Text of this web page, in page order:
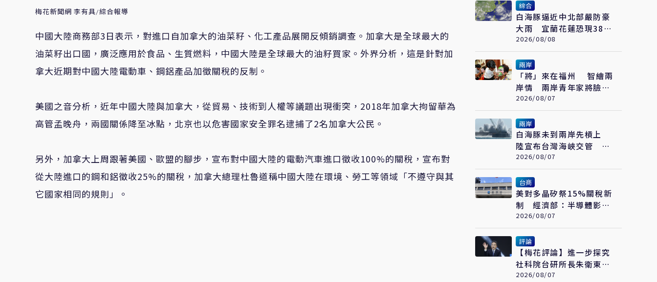
梅花新聞網 李有具/綜合報導
中國大陸商務部3日表示，對進口自加拿大的油菜籽、化工產品展開反傾銷調查。加拿大是全球最大的
油菜籽出口國，廣泛應用於食品、生質燃料，中國大陸是全球最大的油籽買家。外界分析，這是針對加
拿大近期對中國大陸電動車、鋼鋁產品加徵關稅的反制。
美國之音分析，近年中國大陸與加拿大，從貿易、技術到人權等議題出現衝突，2018年加拿大拘留華為
高管孟晚舟，兩國關係降至冰點，北京也以危害國家安全罪名逮捕了2名加拿大公民。
另外，加拿大上周跟著美國、歐盟的腳步，宣布對中國大陸的電動汽車進口徵收100%的關稅，宣布對
從大陸進口的鋼和鋁徵收25%的關稅，加拿大總理杜魯道稱中國大陸在環境、勞工等領域「不遵守與其
它國家相同的規則」。
綜合
白海豚逼近中北部嚴防豪
大雨 宜蘭花蓮恐現38度
極端高溫
2026/08/08
兩岸
「將」來在福州 智繪兩
岸情 兩岸青年家將臉譜
繪畫大賽在福州開幕
2026/08/07
兩岸
白海豚未到兩岸先槓上
陸宣布台灣海峽交管 陸
委會：不勞費心
2026/08/07
台商
美對多晶矽祭15%關稅新
制 經濟部：半導體影響
可控、太陽能產業衝擊有
限
2026/08/07
評論
【梅花評論】進一步探究
社科院台研所長朱衛東的
「不統而統」
2026/08/07